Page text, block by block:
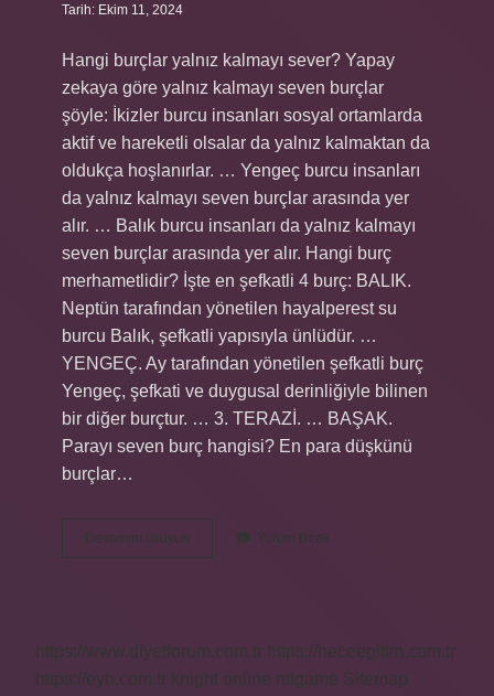
Tarih: Ekim 11, 2024
Hangi burçlar yalnız kalmayı sever? Yapay
zekaya göre yalnız kalmayı seven burçlar
şöyle: İkizler burcu insanları sosyal ortamlarda
aktif ve hareketli olsalar da yalnız kalmaktan da
oldukça hoşlanırlar. … Yengeç burcu insanları
da yalnız kalmayı seven burçlar arasında yer
alır. … Balık burcu insanları da yalnız kalmayı
seven burçlar arasında yer alır. Hangi burç
merhametlidir? İşte en şefkatli 4 burç: BALIK.
Neptün tarafından yönetilen hayalperest su
burcu Balık, şefkatli yapısıyla ünlüdür. …
YENGEÇ. Ay tarafından yönetilen şefkatli burç
Yengeç, şefkati ve duygusal derinliğiyle bilinen
bir diğer burçtur. … 3. TERAZİ. … BAŞAK.
Parayı seven burç hangisi? En para düşkünü
burçlar…
Devamını okuyun
Yalnızlığı
Seven
Yorum Bırak
https://www.diyetforum.com.tr
https://heceegitim.com.tr
https://eyh.com.tr
knight online nttgame Sitemap